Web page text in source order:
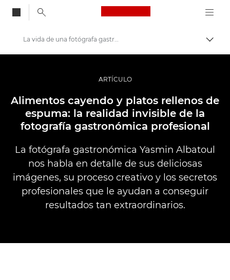
Canon Logo, back
Fotografías y vídeos profesionales
Historias
La vida de una fotógrafa gastronómica profesional
ARTÍCULO
Alimentos cayendo y platos rellenos de
espuma: la realidad invisible de la
fotografía gastronómica profesional
La fotógrafa gastronómica Yasmin Albatoul
nos habla en detalle de sus deliciosas
imágenes, su proceso creativo y los secretos
profesionales que le ayudan a conseguir
resultados tan extraordinarios.